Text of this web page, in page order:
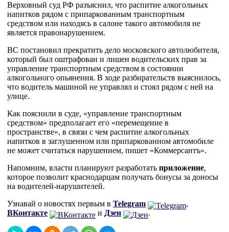
Верховный суд РФ разъяснил, что распитие алкогольных
напитков рядом с припаркованным транспортным
средством или находясь в салоне такого автомобиля не
является правонарушением.
ВС постановил прекратить дело московского автолюбителя,
который был оштрафован и лишен водительских прав за
управление транспортным средством в состоянии
алкогольного опьянения. В ходе разбирательств выяснилось,
что водитель машиной не управлял и стоял рядом с ней на
улице.
Как пояснили в суде, «управление транспортным
средством» предполагает его «перемещение в
пространстве», в связи с чем распитие алкогольных
напитков в заглушенном или припаркованном автомобиле
не может считаться нарушением, пишет «Коммерсантъ».
Напомним, власти планируют разработать приложение,
которое позволит краснодарцам получать бонусы за доносы
на водителей-нарушителей.
Узнавай о новостях первым в Telegram
,
ВКонтакте
и Дзен .